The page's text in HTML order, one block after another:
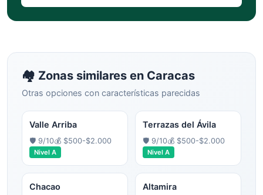
🏘️ Zonas similares en Caracas
Otras opciones con características parecidas
Valle Arriba
🛡️ 9/10💰 $500-$2.000
Nivel A
Terrazas del Ávila
🛡️ 9/10💰 $500-$2.000
Nivel A
Chacao Altamira